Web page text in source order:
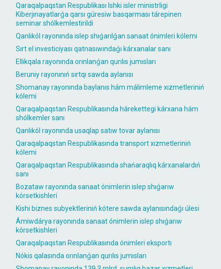
Qaraqalpaqstan Respublikası Ishki isler ministrligi
Kiberjınayatlarǵa qarsı gúresiw basqarması tárepinen
seminar shólkemlestirildi
Qanlıkól rayonında islep shıǵarılǵan sanaat ónimleri kólemi
Sırt el investiciyası qatnasıwındaǵı kárxanalar sanı
Ellikqala rayonında orınlanǵan qurılıs jumısları
Beruniy rayonınıń sırtqı sawda aylanısı
Shomanay rayonında baylanıs hám málimleme xızmetleriniń
kólemi
Qaraqalpaqstan Respublikasında hárekettegi kárxana hám
shólkemler sanı
Qanlıkól rayonında usaqlap satıw tovar aylanısı
Qaraqalpaqstan Respublikasında transport xızmetleriniń
kólemi
Qaraqalpaqstan Respublikasında shańaraqlıq kárxanalardıń
sanı
Bozataw rayonında sanaat ónimlerin islep shıǵarıw
kórsetkishleri
Kishi biznes subyektleriniń kótere sawda aylanısındaǵı úlesi
Ámiwdárya rayonında sanaat ónimlerin islep shıǵarıw
kórsetkishleri
Qaraqalpaqstan Respublikasında ónimleri eksportı
Nókis qalasında orınlanǵan qurılıs jumısları